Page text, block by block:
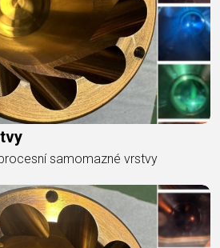
samomazné vrstvy